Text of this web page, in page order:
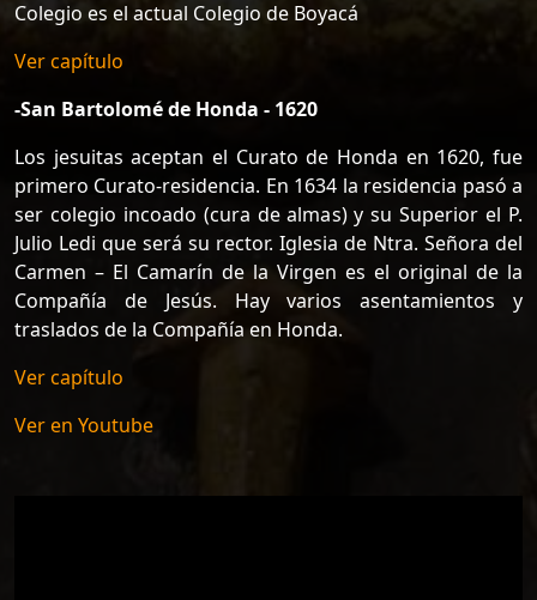
Colegio es el actual Colegio de Boyacá
Ver capítulo
-San Bartolomé de Honda - 1620
Los jesuitas aceptan el Curato de Honda en 1620, fue
primero Curato-residencia. En 1634 la residencia pasó a
ser colegio incoado (cura de almas) y su Superior el P.
Julio Ledi que será su rector. Iglesia de Ntra. Señora del
Carmen – El Camarín de la Virgen es el original de la
Compañía de Jesús. Hay varios asentamientos y
traslados de la Compañía en Honda.
Ver capítulo
Ver en Youtube